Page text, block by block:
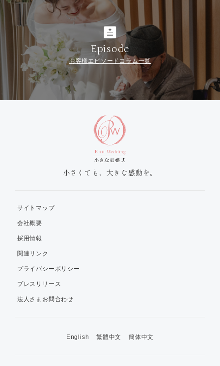
Episode
お客様エピソードコラム一覧
小さくても、大きな感動を。
サイトマップ
会社概要
採用情報
関連リンク
プライバシーポリシー
プレスリリース
法人さまお問合わせ
English 繁體中文 簡体中文